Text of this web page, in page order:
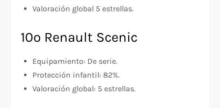
Valoración global 5 estrellas.
10º Renault Scenic
Equipamiento: De serie.
Protección infantil: 82%.
Valoración global: 5 estrellas.